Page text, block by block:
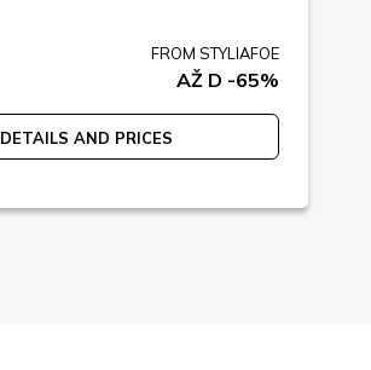
FROM STYLIAFOE
AŽ D -65%
DETAILS AND PRICES